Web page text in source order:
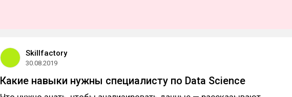
Skillfactory
30.08.2019
Какие навыки нужны специалисту по Data Science